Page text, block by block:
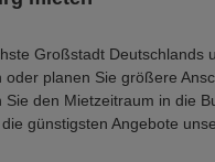
Großstadt Deutschlands
planen Sie größere
den Mietzeitraum in die
günstigsten Angebote